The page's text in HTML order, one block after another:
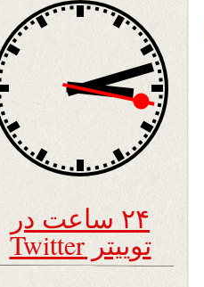
۲۴ ساعت در
توییتر Twitter